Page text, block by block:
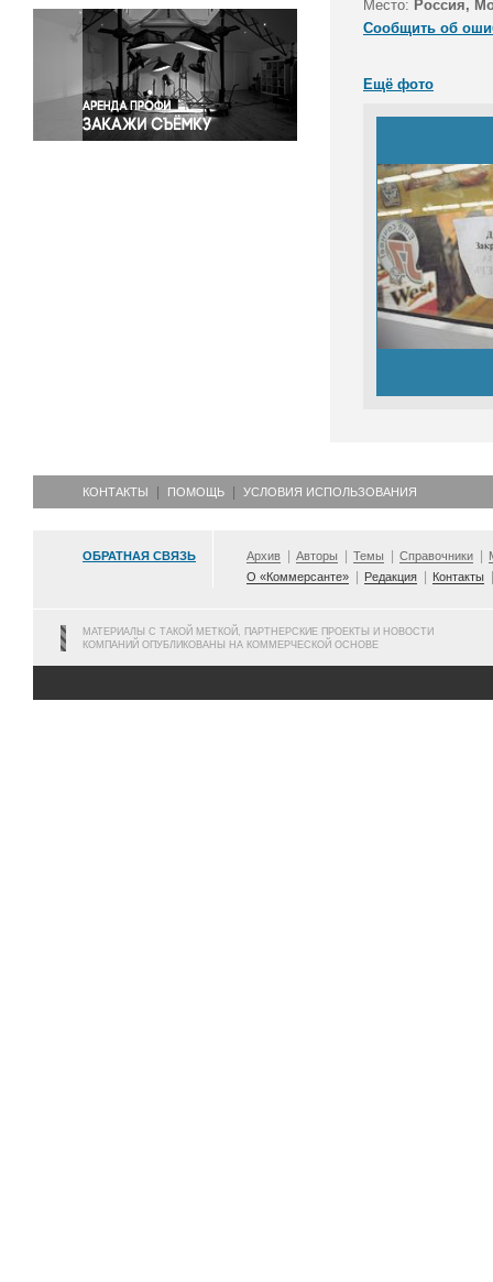
Светская жизнь
Спорт
Экология
Экономика и бизнес
Место: Россия,
Сообщить об
Ещё фото
КОНТАКТЫ ПОМОЩЬ УСЛОВИЯ ИСПОЛЬЗОВАНИЯ
ОБРАТНАЯ СВЯЗЬ Архив Авторы Темы Справочники
О «Коммерсанте»
Редакция Контакты
МАТЕРИАЛЫ С ТАКОЙ МЕТКОЙ, ПАРТНЕРСКИЕ ПРОЕКТЫ И НОВОСТИ
КОМПАНИЙ ОПУБЛИКОВАНЫ НА КОММЕРЧЕСКОЙ ОСНОВЕ